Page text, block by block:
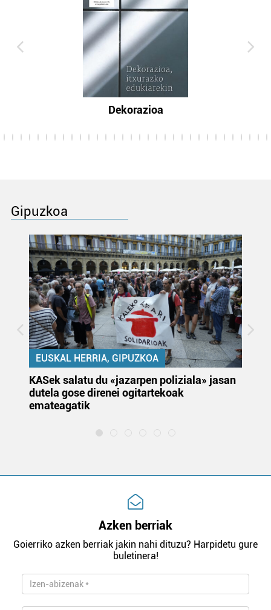
Dekorazioa
Gipuzkoa
EUSKAL HERRIA, GIPUZKOA
KASek salatu du «jazarpen poliziala» jasan
dutela gose direnei ogitartekoak
emateagatik
Azken berriak
Goierriko azken berriak jakin nahi dituzu? Harpidetu gure
buletinera!